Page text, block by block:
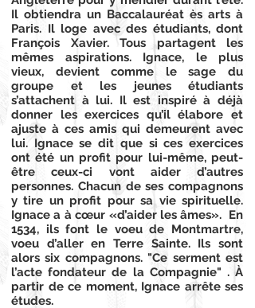
Il obtiendra un Baccalauréat ès arts à
Paris. Il loge avec des étudiants, dont
François Xavier. Tous partagent les
mêmes aspirations. Ignace, le plus
vieux, devient comme le sage du
groupe et les jeunes étudiants
s’attachent à lui. Il est inspiré à déjà
donner les exercices qu’il élabore et
ajuste à ces amis qui demeurent avec
lui. Ignace se dit que si ces exercices
ont été un profit pour lui-même, peut-
être ceux-ci vont aider d’autres
personnes. Chacun de ses compagnons
y tire un profit pour sa vie spirituelle.
Ignace a à cœur «d’aider les âmes». En
1534, ils font le voeu de Montmartre,
voeu d’aller en Terre Sainte. Ils sont
alors six compagnons. "Ce serment est
l’acte fondateur de la Compagnie" . À
partir de ce moment, Ignace arrête ses
études.